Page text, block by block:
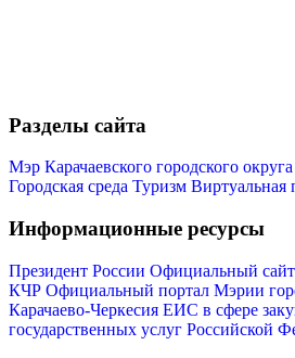
Разделы сайта
Мэр Карачаевского городского округа
Городская среда Туризм Виртуальная
Информационные ресурсы
Президент России Официальный сайт
КЧР Официальный портал Мэрии
Карачаево-Черкесия ЕИС в сфере
государственных услуг Российской
Туризм